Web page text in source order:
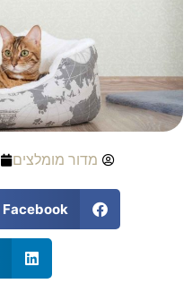
מדור מומלצים
Facebook